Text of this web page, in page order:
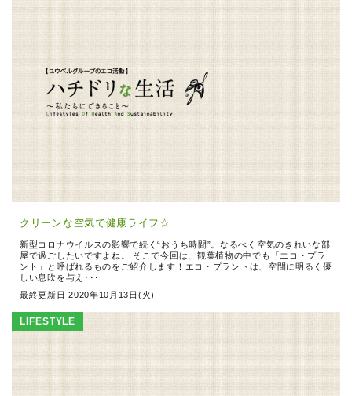
クリーンな空気で健康ライフ☆
新型コロナウイルスの影響で続く“おうち時間”。なるべく空気のきれいな部
屋で過ごしたいですよね。 そこで今回は、観葉植物の中でも「エコ・プラ
ント」と呼ばれるものをご紹介します！エコ・プラントは、空間に明るく優
しい息吹を与え･･･
最終更新日 2020年10月13日(火)
LIFESTYLE